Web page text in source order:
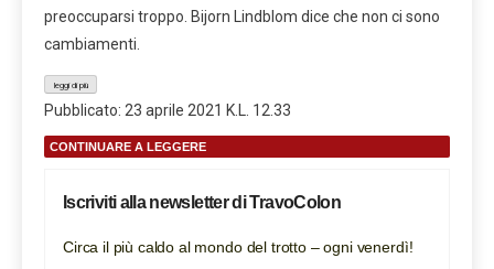
preoccuparsi troppo. Bijorn Lindblom dice che non ci sono
cambiamenti.
leggi di più
Pubblicato: 23 aprile 2021 K.L. 12.33
CONTINUARE A LEGGERE
Iscriviti alla newsletter di TravoColon
Circa il più caldo al mondo del trotto – ogni venerdì!